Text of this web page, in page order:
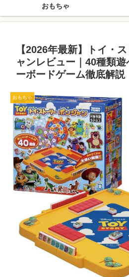
おもちゃ
【2026年最新】トイ・
ャンレビュー｜40種類
ーボードゲーム徹底解説
おもちゃ